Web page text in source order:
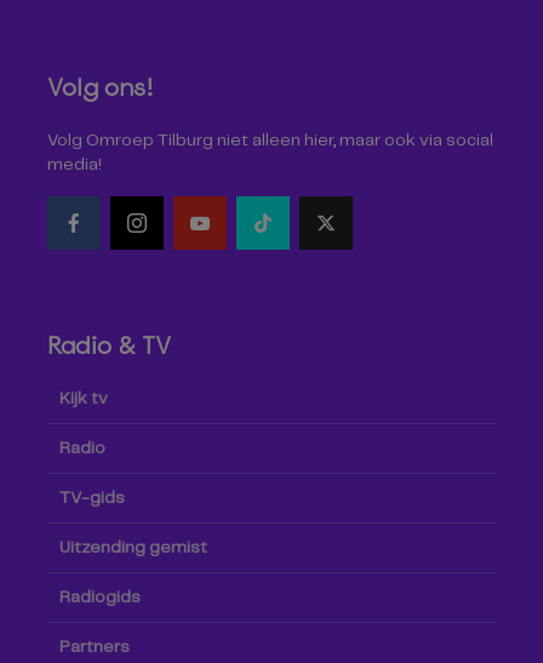
Volg ons!
Volg Omroep Tilburg niet alleen hier, maar ook via social
media!
Radio & TV
Kijk tv
Radio
TV-gids
Uitzending gemist
Radiogids
Partners